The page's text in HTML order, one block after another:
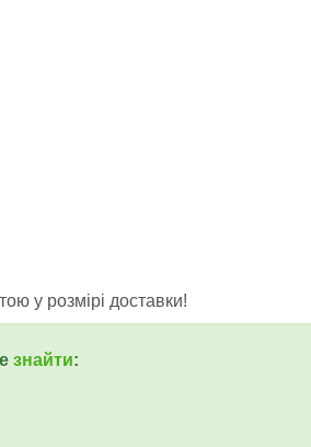
у розмірі доставки!
знайти: